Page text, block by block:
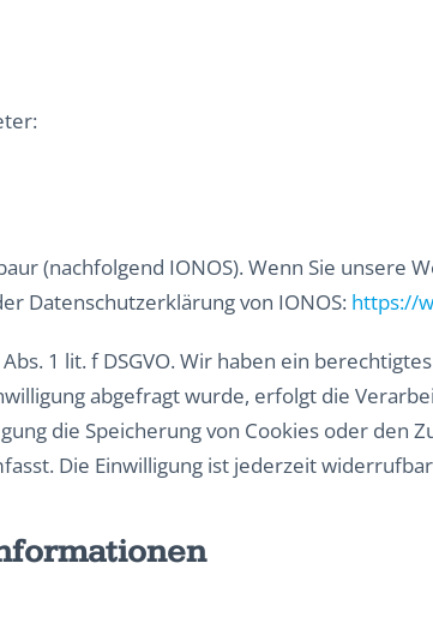
(nachfolgend IONOS). Wenn Sie unsere
Datenschutzerklärung von IONOS: https://
1 lit. f DSGVO. Wir haben ein
abgefragt wurde, erfolgt die
die Speicherung von Cookies oder
Die Einwilligung ist jederzeit